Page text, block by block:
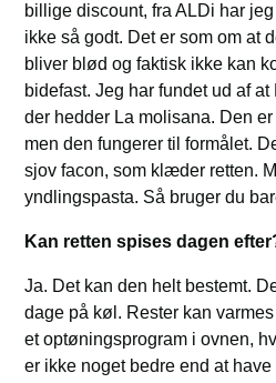
billige discount, fra ALDi har
ikke så godt. Det er som om at
bliver blød og faktisk ikke kan
bidefast. Jeg har fundet ud af
der hedder La molisana. Den
men den fungerer til formålet.
sjov facon, som klæder retten.
yndlingspasta. Så bruger du
Kan retten spises dagen
Ja. Det kan den helt bestemt.
dage på køl. Rester kan
et optøningsprogram i ovnen,
er ikke noget bedre end at